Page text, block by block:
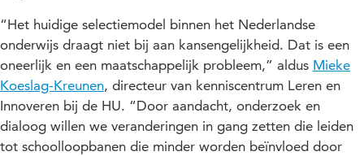
“Het huidige selectiemodel binnen het Nederlandse
onderwijs draagt niet bij aan kansengelijkheid. Dat is een
oneerlijk en een maatschappelijk probleem,” aldus Mieke
Koeslag-Kreunen, directeur van kenniscentrum Leren en
Innoveren bij de HU. “Door aandacht, onderzoek en
dialoog willen we veranderingen in gang zetten die leiden
tot schoolloopbanen die minder worden beïnvloed door